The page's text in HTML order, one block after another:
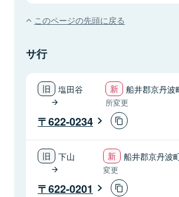
このページの先頭に戻る
サ行
塩田谷 船井郡京丹波
所変更
622-0234
下山 船井郡京丹波
変更
622-0201